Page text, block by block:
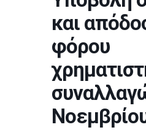
και
φόρου